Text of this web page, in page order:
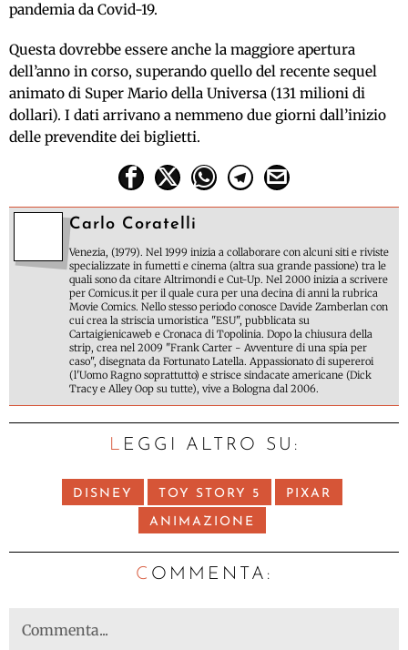
pandemia da Covid-19.
Questa dovrebbe essere anche la maggiore apertura
dell’anno in corso, superando quello del recente sequel
animato di Super Mario della Universa (131 milioni di
dollari). I dati arrivano a nemmeno due giorni dall’inizio
delle prevendite dei biglietti.
Carlo Coratelli
Venezia, (1979). Nel 1999 inizia a collaborare con alcuni siti e riviste
specializzate in fumetti e cinema (altra sua grande passione) tra le
quali sono da citare Altrimondi e Cut-Up. Nel 2000 inizia a scrivere
per Comicus.it per il quale cura per una decina di anni la rubrica
Movie Comics. Nello stesso periodo conosce Davide Zamberlan con
cui crea la striscia umoristica "ESU", pubblicata su
Cartaigienicaweb e Cronaca di Topolinia. Dopo la chiusura della
strip, crea nel 2009 "Frank Carter - Avventure di una spia per
caso", disegnata da Fortunato Latella. Appassionato di supereroi
(l'Uomo Ragno soprattutto) e strisce sindacate americane (Dick
Tracy e Alley Oop su tutte), vive a Bologna dal 2006.
LEGGI ALTRO SU:
DISNEY TOY STORY 5 PIXAR
ANIMAZIONE
C OMMENTA: